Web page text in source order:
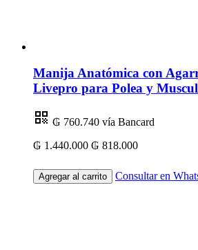
Manija Anatómica con
Livepro para Polea y
₲ 760.740 vía Bancard
₲ 1.440.000 ₲ 818.000
Agregar al carrito Consultar en